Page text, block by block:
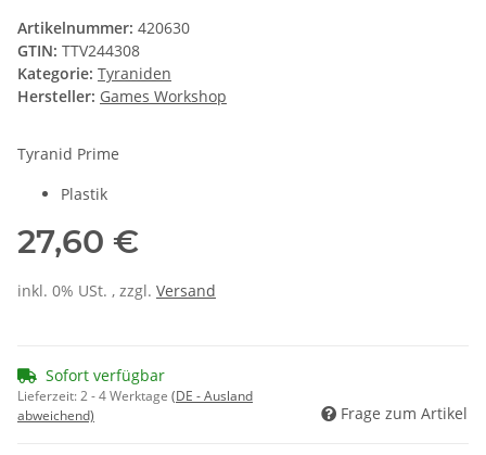
Artikelnummer: 420630
GTIN: TTV244308
Kategorie: Tyraniden
Hersteller: Games Workshop
Tyranid Prime
Plastik
27,60 €
inkl. 0% USt. , zzgl. Versand
Sofort verfügbar
Lieferzeit:2 - 4 Werktage (DE - Ausland
abweichend)
Frage zum Artikel